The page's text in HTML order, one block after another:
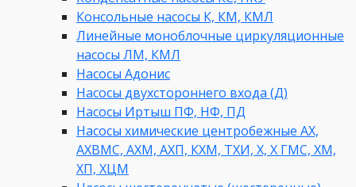
Консольные насосы К, КМ, КМЛ
Линейные моноблочные циркуляционные
насосы ЛМ, КМЛ
Насосы Адонис
Насосы двухстороннего входа (Д)
Насосы Иртыш ПФ, НФ, ПД
Насосы химические центробежные АХ,
АХВМС, АХМ, АХП, КХМ, ТХИ, Х, Х ГМС, ХМ,
ХП, ХЦМ